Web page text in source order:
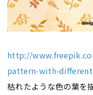
http://
pattern-with-
枯れたような色の葉を